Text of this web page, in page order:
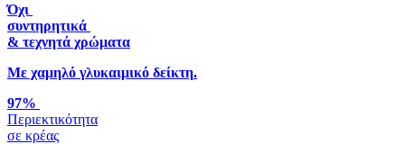
Όχι
συντηρητικά
& τεχνητά χρώματα
Με χαμηλό γλυκαιμικό δείκτη.
97%
Περιεκτικότητα
σε κρέας